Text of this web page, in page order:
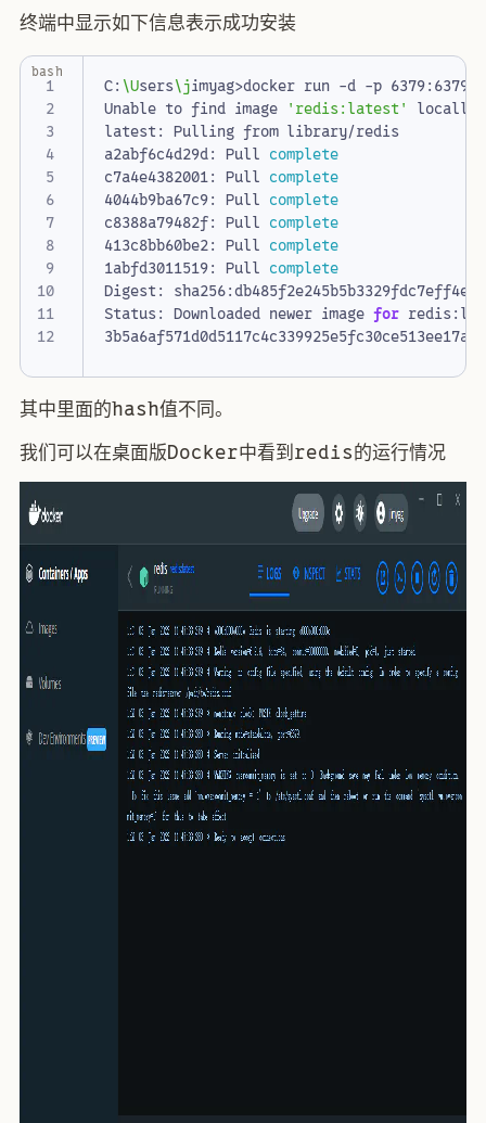
终端中显示如下信息表示成功安装
1
2
4
5
6
7
8
9
10
11
12
C: \Users\j
Unable to find image 'redis:latest'
a2abf6c4d29d: Pull complete
c7a4e4382001: Pull complete
4044b9ba67c9: Pull complete
c8388a79482f: Pull complete
413c8bb60be2: Pull complete
1abfd3011519: Pull complete
Status: Downloaded newer image for
bash
其中里面的hash值不同。
我们可以在桌面版Docker中看到redis的运行情况